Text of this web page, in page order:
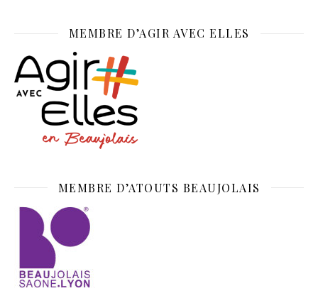
MEMBRE D’AGIR AVEC ELLES
MEMBRE D’ATOUTS BEAUJOLAIS